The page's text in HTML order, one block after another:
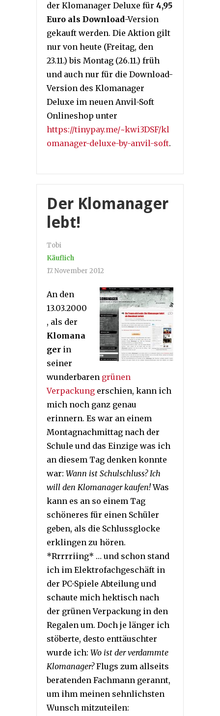
der Klomanager Deluxe für 4,95
Euro als Download-Version
gekauft werden. Die Aktion gilt
nur von heute (Freitag, den
23.11.) bis Montag (26.11.) früh
und auch nur für die Download-
Version des Klomanager
Deluxe im neuen Anvil-Soft
Onlineshop unter
https://tinypay.me/~kwi3DSF/kl
omanager-deluxe-by-anvil-soft.
Der Klomanager
lebt!
Tobi
Käuflich
17. November 2012
An den
13.03.2000
, als der
Klomana
ger in
seiner
wunderbaren grünen
Verpackung erschien, kann ich
mich noch ganz genau
erinnern. Es war an einem
Montagnachmittag nach der
Schule und das Einzige was ich
an diesem Tag denken konnte
war: Wann ist Schulschluss? Ich
will den Klomanager kaufen!Was
kann es an so einem Tag
schöneres für einen Schüler
geben, als die Schlussglocke
erklingen zu hören.
*Rrrrriing* … und schon stand
ich im Elektrofachgeschäft in
der PC-Spiele Abteilung und
schaute mich hektisch nach
der grünen Verpackung in den
Regalen um. Doch je länger ich
stöberte, desto enttäuschter
wurde ich: Wo ist der verdammte
Klomanager?Flugs zum allseits
beratenden Fachmann gerannt,
um ihm meinen sehnlichsten
Wunsch mitzuteilen: